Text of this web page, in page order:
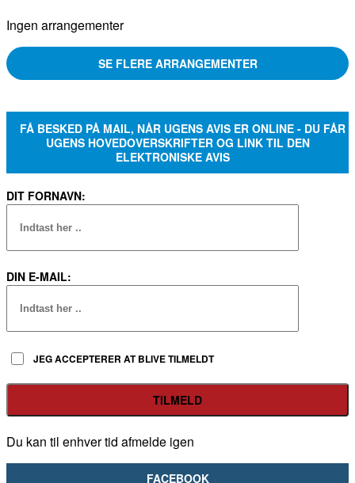
Ingen arrangementer
SE FLERE ARRANGEMENTER
FÅ BESKED PÅ MAIL, NÅR UGENS AVIS ER ONLINE - DU FÅR
UGENS HOVEDOVERSKRIFTER OG LINK TIL DEN
ELEKTRONISKE AVIS
DIT FORNAVN:
DIN E-MAIL:
JEG ACCEPTERER AT BLIVE TILMELDT
Du kan til enhver tid afmelde igen
FACEBOOK